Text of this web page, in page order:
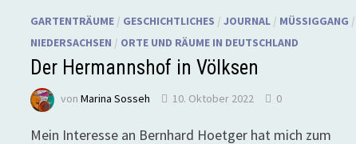
GARTENTRÄUME / GESCHICHTLICHES /JOURNAL / MÜSSIGGANG
/
NIEDERSACHSEN / ORTE UND RÄUME IN DEUTSCHLAND
Der Hermannshof in Völksen
vonMarina Sosseh 10. Oktober 2022 0
Mein Interesse an Bernhard Hoetger hat mich zum